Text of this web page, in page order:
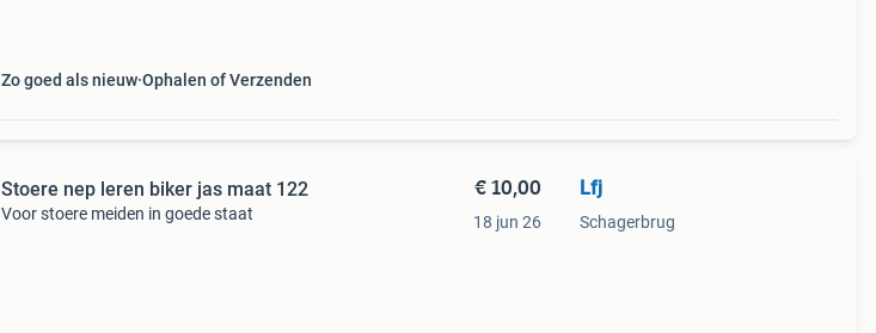
Zo goed als nieuw Ophalen of Verzenden
Stoere nep leren biker jas maat 122
Voor stoere meiden in goede staat
€ 10,00
18 jun 26
Lfj
Schagerbrug